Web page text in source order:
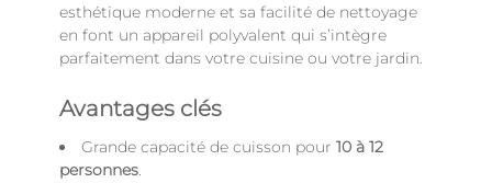
esthétique moderne et sa facilité de nettoyage
en font un appareil polyvalent qui s’intègre
parfaitement dans votre cuisine ou votre jardin.
Avantages clés
Grande capacité de cuisson pour 10 à 12
personnes